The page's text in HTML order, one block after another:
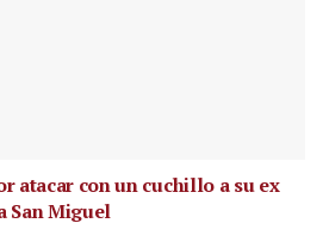
atacar con un cuchillo a su ex
San Miguel